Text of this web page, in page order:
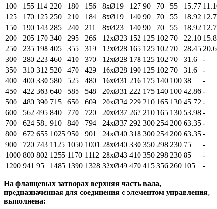
100
155 114 220 180 156 8xØ19 127 90 70 55 15.77
125
170 125 250 210 184 8xØ19 140 90 70 55 18.92 12.7
150
190 143 285 240 211 8xØ23 140 90 70 55 18.92 12.7
200
205 170 340 295 266 12xØ23 152 125 102 70 22.10
250
235 198 405 355 319 12xØ28 165 125 102 70 28.45
300
280 223 460 410 370 12xØ28 178 125 102 70 31.6
-
350
310 312 520 470 429 16xØ28 190 125 102 70 31.6
-
400
400 330 580 525 480 16xØ31 216 175 140 100 38
-
450
422 363 640 585 548 20xØ31 222 175 140 100 42.86 -
500
480 390 715 650 609 20xØ34 229 210 165 130 45.72 -
600
562 495 840 770 720 20xØ37 267 210 165 130 53.98 -
700
624 581 910 840 794 24xØ37 292 300 254 200 63.35 -
800
672 655 1025 950 901 24xØ40 318 300 254 200 63.35 -
900
720 743 1125 1050 1001 28xØ40 330 350 298 230 75
-
1000 800 802 1255 1170 1112 28xØ43 410 350 298 230 85
-
1200 941 951 1485 1390 1328 32xØ49 470 415 356 260 105 -
На фланцевых затворах верхняя часть вала,
предназначенная для соединения с элементом управления,
выполнена: